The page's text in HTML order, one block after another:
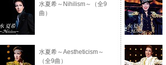
水夏希～Nihilism～（全9
曲）
水夏希～Aestheticism～
（全9曲）